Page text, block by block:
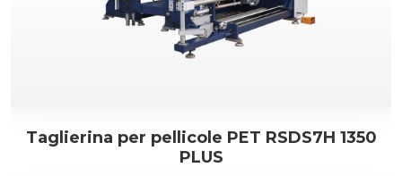
Taglierina per pellicole PET RSDS7H 1350
PLUS